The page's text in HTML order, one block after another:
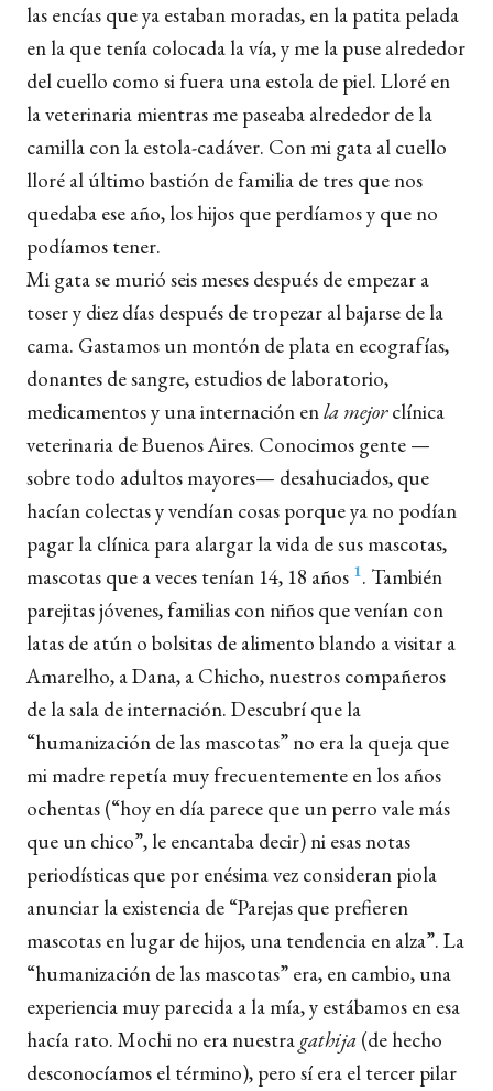
las encías que ya estaban moradas, en la patita pelada
en la que tenía colocada la vía, y me la puse alrededor
del cuello como si fuera una estola de piel. Lloré en
la veterinaria mientras me paseaba alrededor de la
camilla con la estola-cadáver. Con mi gata al cuello
lloré al último bastión de familia de tres que nos
quedaba ese año, los hijos que perdíamos y que no
podíamos tener.
Mi gata se murió seis meses después de empezar a
toser y diez días después de tropezar al bajarse de la
cama. Gastamos un montón de plata en ecografías,
donantes de sangre, estudios de laboratorio,
medicamentos y una internación enla mejorclínica
veterinaria de Buenos Aires. Conocimos gente —
sobre todo adultos mayores— desahuciados, que
hacían colectas y vendían cosas porque ya no podían
pagar la clínica para alargar la vida de sus mascotas,
mascotas que a veces tenían 14, 18 años 1. También
parejitas jóvenes, familias con niños que venían con
latas de atún o bolsitas de alimento blando a visitar a
Amarelho, a Dana, a Chicho, nuestros compañeros
de la sala de internación. Descubrí que la
“humanización de las mascotas” no era la queja que
mi madre repetía muy frecuentemente en los años
ochentas (“hoy en día parece que un perro vale más
que un chico”, le encantaba decir) ni esas notas
periodísticas que por enésima vez consideran piola
anunciar la existencia de “Parejas que prefieren
mascotas en lugar de hijos, una tendencia en alza”. La
“humanización de las mascotas” era, en cambio, una
experiencia muy parecida a la mía, y estábamos en esa
hacía rato. Mochi no era nuestra gathija (de hecho
desconocíamos el término), pero sí era el tercer pilar